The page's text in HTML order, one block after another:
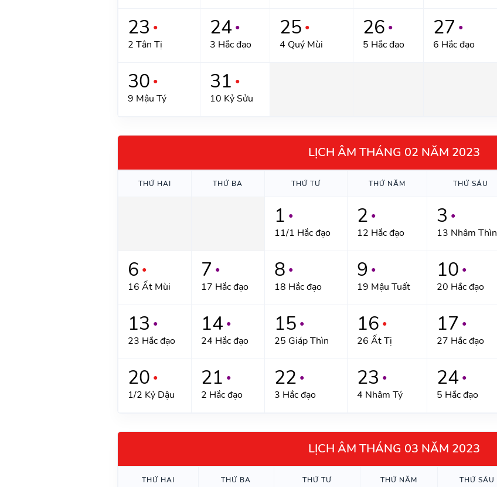
23 ●
2 Tân Tị
24 ●
3 Hắc đạo
25 ●
4 Quý Mùi
26 ●
5 Hắc đạo
27 ●
6 Hắc đạo
30 ●
9 Mậu Tý
31 ●
10 Kỷ Sửu
LỊCH ÂM THÁNG 02 NĂM 2023
THỨ HAI THỨ BA THỨ TƯ THỨ NĂM THỨ SÁU
1 ●
11/1 Hắc đạo
2 ●
12 Hắc đạo
3 ●
13 Nhâm Thìn
6 ●
16 Ất Mùi
7 ●
17 Hắc đạo
8 ●
18 Hắc đạo
9 ●
19 Mậu Tuất
10 ●
20 Hắc đạo
13 ●
23 Hắc đạo
14 ●
24 Hắc đạo
15 ●
25 Giáp Thìn
16 ●
26 Ất Tị
17 ●
27 Hắc đạo
20 ●
1/2 Kỷ Dậu
21 ●
2 Hắc đạo
22 ●
3 Hắc đạo
23 ●
4 Nhâm Tý
24 ●
5 Hắc đạo
LỊCH ÂM THÁNG 03 NĂM 2023
THỨ HAI THỨ BA THỨ TƯ THỨ NĂM THỨ SÁU